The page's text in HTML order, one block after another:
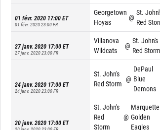
01 févr. 2020 17:00ET
01 févr. 2020 23:00FR
Georgetown
Hoyas
@
St.
Red
27 janv. 2020 17:00ET
27 janv. 2020 23:00FR
Villanova
Wildcats
@
St. John's
Red Storm
24 janv. 2020 17:00ET
24 janv. 2020 23:00FR
St. John's
Red Storm
@
DePaul
Blue
Demons
20 janv. 2020 17:00ET
St. John's
Red
Storm
@
Marquette
Golden
Eagles